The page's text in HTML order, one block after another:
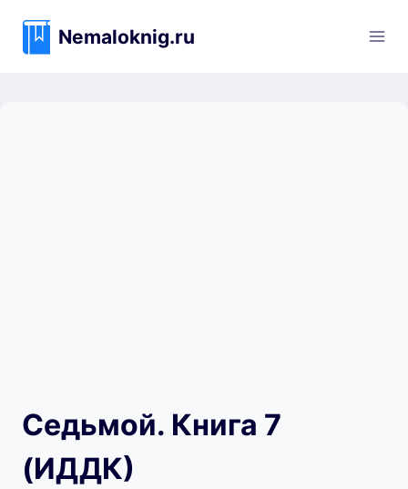
содержимому
Nemaloknig.ru
Седьмой. Книга 7
(ИДДК)